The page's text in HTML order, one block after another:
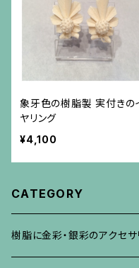
象牙色の樹脂製 実付きの
ヤリング
¥4,100
CATEGORY
樹脂に金彩・銀彩のアクセサ